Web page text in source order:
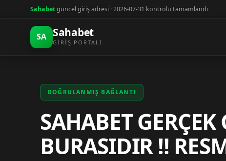
Sahabetgüncel giriş adresi · 2026-07-31 kontrolü tamamlandı
SA Sahabet
GIRIŞ PORTALI
DOĞRULANMIŞ BAĞLANTI
SAHABET
BURASIDIR !!